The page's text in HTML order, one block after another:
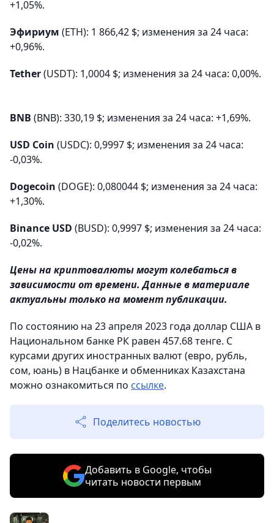
+1,05%.
Эфириум (ETH): 1 866,42 $; изменения за 24 часа:
+0,96%.
Tether(USDT): 1,0004 $; изменения за 24 часа: 0,00%.
BNB (BNB): 330,19 $; изменения за 24 часа: +1,69%.
USD Coin (USDC): 0,9997 $; изменения за 24 часа:
-0,03%.
Dogecoin (DOGE): 0,080044 $; изменения за 24 часа:
+1,30%.
Binance USD (BUSD): 0,9997 $; изменения за 24 часа:
-0,02%.
Цены на криптовалюты могут колебаться в
зависимости от времени. Данные в материале
актуальны только на момент публикации.
По состоянию на 23 апреля 2023 года доллар США в
Национальном банке РК равен 457.68 тенге. С
курсами других иностранных валют (евро, рубль,
сом, юань) в Нацбанке и обменниках Казахстана
можно ознакомиться по ссылке.
Поделитесь новостью
Добавить в Google, чтобы
читать новости первым